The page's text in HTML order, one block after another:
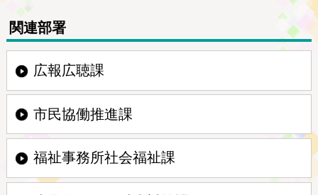
関連部署
広報広聴課
市民協働推進課
福祉事務所社会福祉課